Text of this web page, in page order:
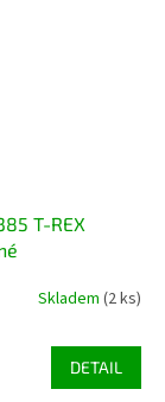
T-REX
Skladem (2 ks)
DETAIL